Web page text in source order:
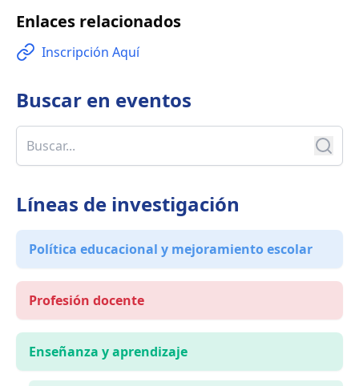
Enlaces relacionados
Inscripción Aquí
Buscar en eventos
Líneas de investigación
Política educacional y mejoramiento escolar
Profesión docente
Enseñanza y aprendizaje